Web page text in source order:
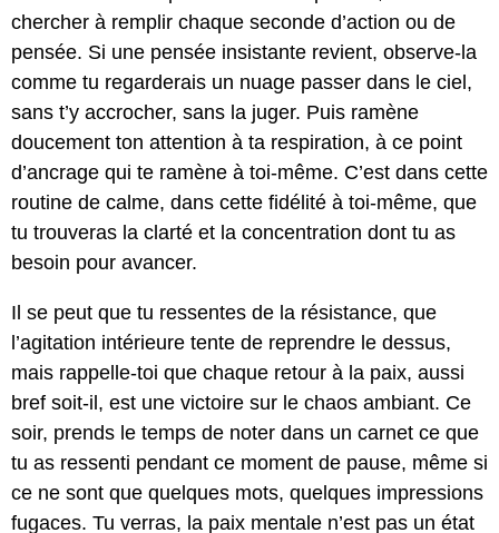
chercher à remplir chaque seconde d’action ou de
pensée. Si une pensée insistante revient, observe-la
comme tu regarderais un nuage passer dans le ciel,
sans t’y accrocher, sans la juger. Puis ramène
doucement ton attention à ta respiration, à ce point
d’ancrage qui te ramène à toi-même. C’est dans cette
routine de calme, dans cette fidélité à toi-même, que
tu trouveras la clarté et la concentration dont tu as
besoin pour avancer.
Il se peut que tu ressentes de la résistance, que
l’agitation intérieure tente de reprendre le dessus,
mais rappelle-toi que chaque retour à la paix, aussi
bref soit-il, est une victoire sur le chaos ambiant. Ce
soir, prends le temps de noter dans un carnet ce que
tu as ressenti pendant ce moment de pause, même si
ce ne sont que quelques mots, quelques impressions
fugaces. Tu verras, la paix mentale n’est pas un état